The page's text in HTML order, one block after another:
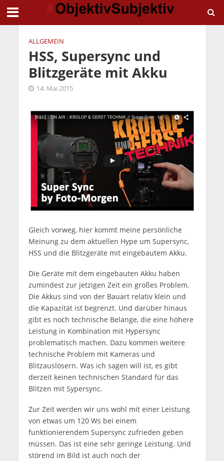
ALLGEMEIN
HSS, Supersync und
Blitzgeräte mit Akku
14. Mai 2015
Gleich vorweg, hier kommt meine persönliche
Meinung zu dem aktuellen Hype um Supersync,
HSS und die Blitzgeräte mit eingebautem Akku.
Die Geräte mit dem eingebauten Akku haben
zumindest zur jetzigen Zeit ein großes Problem.
Die Akkus sind von der Bauart relativ klein und
die Kapazität ist begrenzt. Und darüber hinaus
gibt es noch technische Belange, die eine höhere
Leistung in Kombination mit Hypersync
problematisch machen. Dazu kommen weitere
technische Problem mit Kameras und
Blitzauslösern. Was ich sagen will ist, es gibt
derzeit keinen technischen Standard für das
Blitzen mit Sypersync.
Zur Zeit werden wir uns wohl mit einer Leistung
von etwas um 120 Ws bei einem
funktionierendem Supersync zufrieden geben
müssen. Das ist eine sehr geringe Leistung. Und
störend im Bild ist auch noch der